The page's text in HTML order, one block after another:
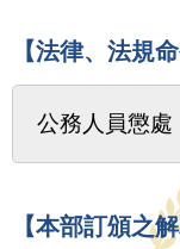
【法律、法規命
公務人員懲處
【本部訂頒之